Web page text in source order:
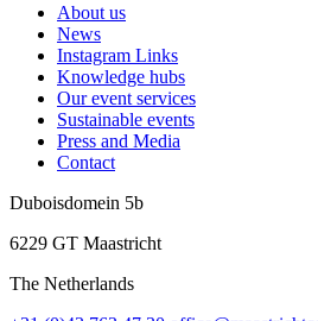
About us
News
Instagram Links
Knowledge hubs
Our event services
Sustainable events
Press and Media
Contact
Duboisdomein 5b
6229 GT Maastricht
The Netherlands